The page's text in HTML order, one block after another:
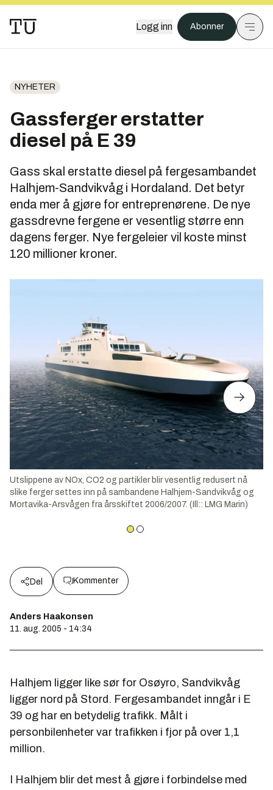
Logg inn Abonner
NYHETER
Gassferger erstatter
diesel på E 39
Gass skal erstatte diesel på fergesambandet
Halhjem-Sandvikvåg i Hordaland. Det betyr
enda mer å gjøre for entreprenørene. De nye
gassdrevne fergene er vesentlig større enn
dagens ferger. Nye fergeleier vil koste minst
120 millioner kroner.
Utslippene av NOx, CO2 og partikler blir vesentlig redusert nå
slike ferger settes inn på sambandene Halhjem-Sandvikvåg og
Mortavika-Arsvågen fra årsskiftet 2006/2007. (Ill:: LMG Marin)
Del Kommenter
Anders Haakonsen
11. aug. 2005 - 14:34
Halhjem ligger like sør for Osøyro, Sandvikvåg
ligger nord på Stord. Fergesambandet inngår i E
39 og har en betydelig trafikk. Målt i
personbilenheter var trafikken i fjor på over 1,1
million.
I Halhjem blir det mest å gjøre i forbindelse med